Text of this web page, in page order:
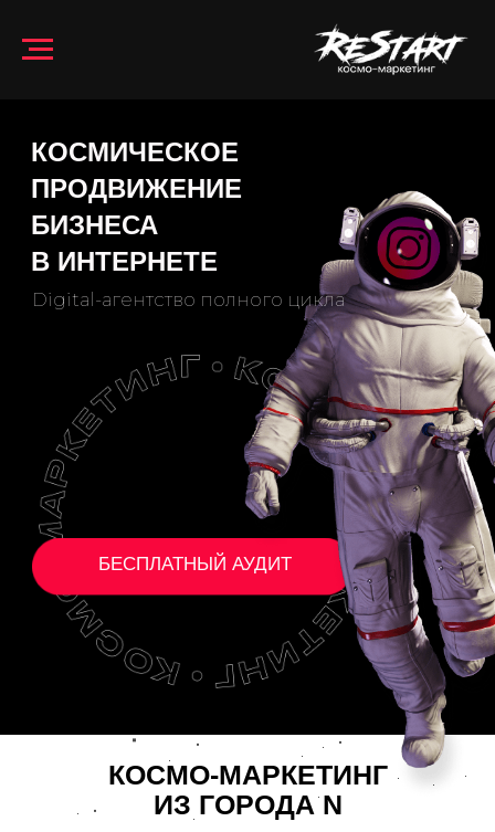
БЕСПЛАТНЫЙ АУДИТ
БИЗНЕСА
В ИНТЕРНЕТЕ
Digital-агентство полного цикла
КОСМО-МАРКЕТИНГ
ИЗ ГОРОДА N
Привет! Мы - цифровое агентство
Мы занимаемся продвижением
рекламных материалов в сети.
Мы занимаемся продвижением сайтов,
создаем креативный контент,
внедряем всевозможные рекламные